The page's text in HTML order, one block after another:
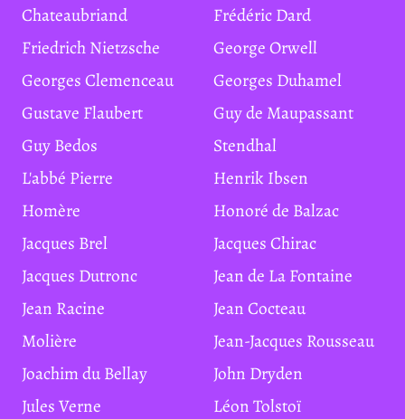
Chateaubriand
Frédéric Dard
Friedrich Nietzsche
George Orwell
Georges Clemenceau
Georges Duhamel
Gustave Flaubert
Guy de Maupassant
Guy Bedos
Stendhal
L'abbé Pierre
Henrik Ibsen
Homère
Honoré de Balzac
Jacques Brel
Jacques Chirac
Jacques Dutronc
Jean de La Fontaine
Jean Racine
Jean Cocteau
Molière
Jean-Jacques Rousseau
Joachim du Bellay
John Dryden
Jules Verne
Léon Tolstoï